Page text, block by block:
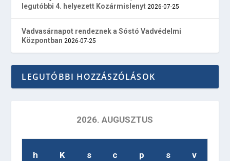
legutóbbi 4. helyezett Kozármislenyt 2026-07-25
Vadvasárnapot rendeznek a Sóstó Vadvédelmi
Központban 2026-07-25
LEGUTÓBBI HOZZÁSZÓLÁSOK
2026. AUGUSZTUS
h K s c p s v